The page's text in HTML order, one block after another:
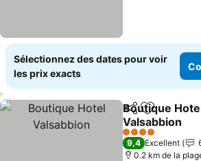
Sélectionnez des dates pour voir
les prix exacts
PartagerAjouter à
Boutique
Valsabbion
4 Étoiles
9,4 Excellent
0.2 km de la